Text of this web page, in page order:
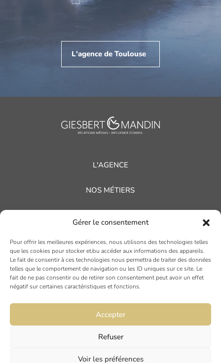
Gérer le consentement
Pour offrir les meilleures expériences, nous utilisons des technologies telles
que les cookies pour stocker et/ou accéder aux informations des appareils.
Le fait de consentir à ces technologies nous permettra de traiter des données
telles que le comportement de navigation ou les ID uniques sur ce site. Le
fait de ne pas consentir ou de retirer son consentement peut avoir un effet
négatif sur certaines caractéristiques et fonctions.
Accepter
Refuser
Voir les préférences
L'agence de Toulouse
L'AGENCE
NOS MÉTIERS
NOS ACTUALITÉS
AVIS CLIENTS
TOULOUSE